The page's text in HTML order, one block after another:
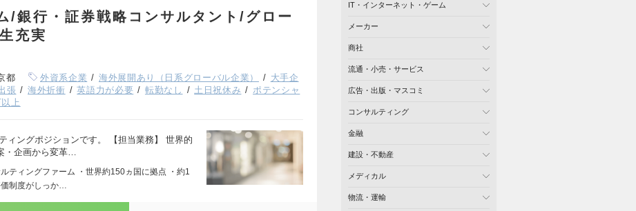
/銀行・証券戦略コンサルタント/グロー
充実
都 外資系企業 海外展開あり（日系グローバル企業）
大手企
張 海外折衝 英語力が必要 転勤なし 土日祝休み
ポテンシャ
上
ィングポジションです。 【担当業務】 世界的
・企画から変革…
ティングファーム ・世界約150ヵ国に拠点 ・約1
制度がしっか…
IT・インターネット・ゲーム
メーカー
商社
流通・小売・サービス
広告・出版・マスコミ
コンサルティング
金融
建設・不動産
メディカル
物流・運輸